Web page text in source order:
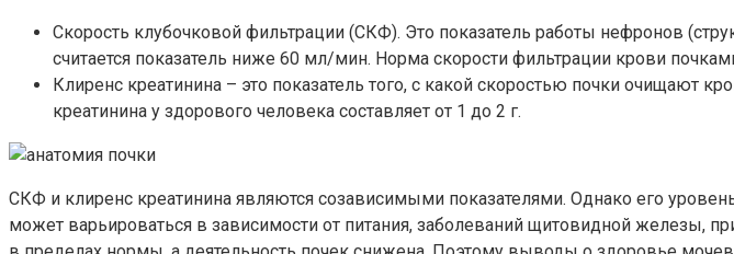
Скорость клубочковой фильтрации (СКФ). Это показатель работы нефронов
считается показатель ниже 60 мл/мин. Норма скорости фильтрации крови
Клиренс креатинина – это показатель того, с какой скоростью почки очищают
креатинина у здорового человека составляет от 1 до 2 г.
СКФ и клиренс креатинина являются созависимыми показателями. Однако его
может варьироваться в зависимости от питания, заболеваний щитовидной железы,